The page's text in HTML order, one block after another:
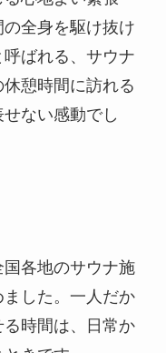
全身を駆け抜け
ばれる、サウナ
憩時間に訪れる
ない感動でし
各地のサウナ施
した。一人だか
時間は、日常か